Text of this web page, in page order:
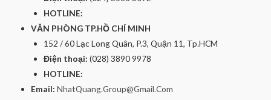
HOTLINE:
VĂN PHÒNG TP.HỒ CHÍ MINH
152 / 60 Lạc Long Quân, P.3, Quận 11, Tp.HCM
Điện thoại: (028) 3890 9978
HOTLINE:
Email: NhatQuang.Group@Gmail.Com